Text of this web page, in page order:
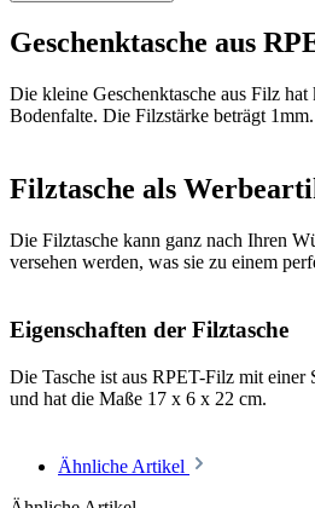
Geschenktasche aus
Die kleine Geschenktasche aus Filz
Bodenfalte. Die Filzstärke beträgt 1mm.
Filztasche als
Die Filztasche kann ganz nach Ihren
versehen werden, was sie zu einem
Eigenschaften der Filztasche
Die Tasche ist aus RPET-Filz mit einer
und hat die Maße 17 x 6 x 22 cm.
Ähnliche Artikel